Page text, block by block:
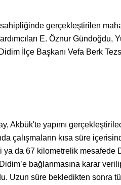
gerçekleştirilen
E. Öznur Gündoğdu,
İlçe Başkanı Vefa Berk
Akbük'te yapımı
çalışmaların kısa süre
da 67 kilometrelik mesafede
bağlanmasına karar
Uzun süre bekledikten sonra